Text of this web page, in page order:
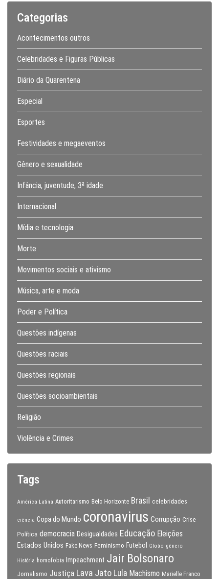
Categorias
Acontecimentos outros
Celebridades e Figuras Públicas
Diário da Quarentena
Especial
Esportes
Festividades e megaeventos
Gênero e sexualidade
Infância, juventude, 3ª idade
Internacional
Mídia e tecnologia
Morte
Movimentos sociais e ativismo
Música, arte e moda
Poder e Política
Questões indígenas
Questões raciais
Questões regionais
Questões socioambientais
Religião
Violência e Crimes
Tags
América Latina Autoritarismo Belo Horizonte Brasil celebridades
ciência Copa do Mundo coronavirus Corrupção Crise
Política democracia Desigualdades Educação Eleições
Estados Unidos Fake News Feminismo Futebol Globo gênero
História homofobia Impeachment Jair Bolsonaro
Jornalismo Justiça Lava Jato Lula Machismo Marielle Franco